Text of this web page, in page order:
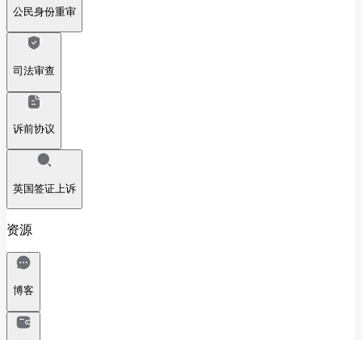
公民身份重审
司法审查
诉前协议
英国签证上诉
资源
博客